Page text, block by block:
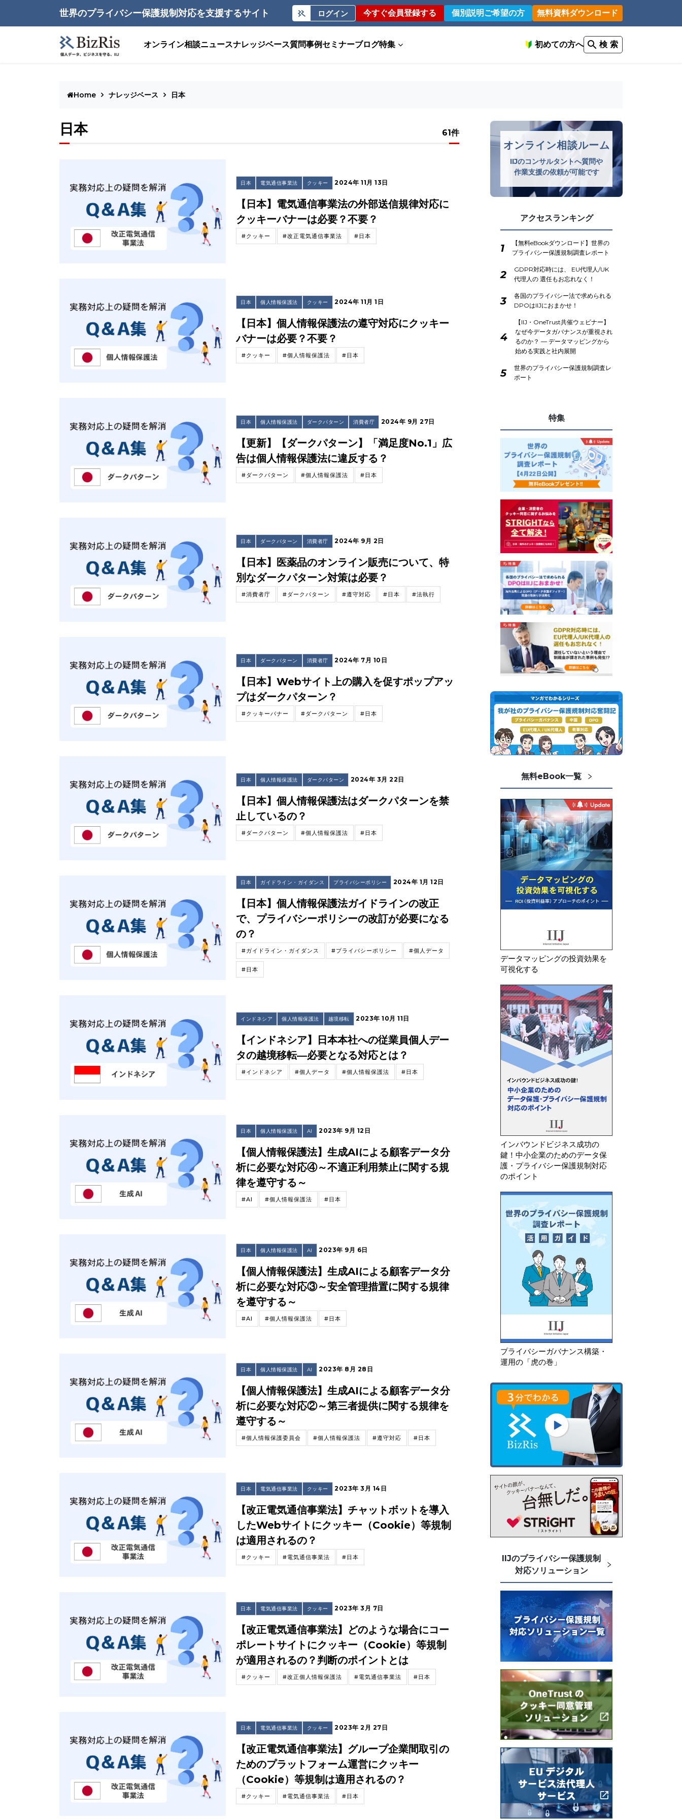
世界のプライバシー保護規制対応を支援するサイト ログイン 今すぐ会員登録する 個別説明ご希望の方 無料資料ダウンロード
オンライン相談ニュースナレッジベース質問事例 セミナーブログ特集 初めての方へ 検 索
Home ナレッジベース 日本
日本 61件
日本 電気通信事業法 クッキー 2024年 11月 13日
【日本】電気通信事業法の外部送信規律対応に
クッキーバナーは必要？不要？
#クッキー #改正電気通信事業法 #日本
日本 個人情報保護法 クッキー 2024年 11月 1日
【日本】個人情報保護法の遵守対応にクッキー
バナーは必要？不要？
#クッキー #個人情報保護法 #日本
日本 個人情報保護法 ダークパターン 消費者庁 2024年 9月 27日
【更新】【ダークパターン】「満足度No.1」広
告は個人情報保護法に違反する？
#ダークパターン #個人情報保護法 #日本
日本 ダークパターン 消費者庁 2024年 9月 2日
【日本】医薬品のオンライン販売について、特
別なダークパターン対策は必要？
#消費者庁 #ダークパターン #遵守対応 #日本 #法執行
日本 ダークパターン 消費者庁 2024年 7月 10日
【日本】Webサイト上の購入を促すポップアッ
プはダークパターン？
#クッキーバナー #ダークパターン #日本
日本 個人情報保護法 ダークパターン 2024年 3月 22日
【日本】個人情報保護法はダークパターンを禁
止しているの？
#ダークパターン #個人情報保護法 #日本
日本 ガイドライン・ガイダンス プライバシーポリシー 2024年 1月 12日
【日本】個人情報保護法ガイドラインの改正
で、プライバシーポリシーの改訂が必要になる
の？
#ガイドライン・ガイダンス #プライバシーポリシー #個人データ
#日本
インドネシア 個人情報保護法 越境移転 2023年 10月 11日
【インドネシア】日本本社への従業員個人デー
タの越境移転―必要となる対応とは？
#インドネシア #個人データ #個人情報保護法 #日本
日本 個人情報保護法 AI 2023年 9月 12日
【個人情報保護法】生成AIによる顧客データ分
析に必要な対応④～不適正利用禁止に関する規
律を遵守する～
#AI #個人情報保護法 #日本
日本 個人情報保護法 AI 2023年 9月 6日
【個人情報保護法】生成AIによる顧客データ分
析に必要な対応③～安全管理措置に関する規律
を遵守する～
#AI #個人情報保護法 #日本
日本 個人情報保護法 AI 2023年 8月 28日
【個人情報保護法】生成AIによる顧客データ分
析に必要な対応②～第三者提供に関する規律を
遵守する～
#個人情報保護委員会 #個人情報保護法 #遵守対応 #日本
日本 電気通信事業法 クッキー 2023年 3月 14日
【改正電気通信事業法】チャットボットを導入
したWebサイトにクッキー（Cookie）等規制
は適用されるの？
#クッキー #電気通信事業法 #日本
日本 電気通信事業法 クッキー 2023年 3月 7日
【改正電気通信事業法】どのような場合にコー
ポレートサイトにクッキー（Cookie）等規制
が適用されるの？判断のポイントとは
#クッキー #改正個人情報保護法 #電気通信事業法 #日本
日本 電気通信事業法 クッキー 2023年 2月 27日
【改正電気通信事業法】グループ企業間取引の
ためのプラットフォーム運営にクッキー
（Cookie）等規制は適用されるの？
#クッキー #電気通信事業法 #日本
オンライン相談ルーム
IIJのコンサルタントへ質問や
作業支援の依頼が可能です
アクセスランキング
1
【無料eBookダウンロード】世界の
プライバシー保護規制調査レポート
2
GDPR対応時には、 EU代理人/UK
代理人の 選任もお忘れなく！
3
各国のプライバシー法で求められる
DPOはIIJにおまかせ！
4
【IIJ・OneTrust共催ウェビナー】
なぜ今データガバナンスが重視され
るのか？ ― データマッピングから
始める実践と社内展開
5
世界のプライバシー保護規制調査レ
ポート
特集
無料eBook一覧
データマッピングの投資効果を
可視化する
インバウンドビジネス成功の
鍵！中小企業のためのデータ保
護・プライバシー保護規制対応
のポイント
プライバシーガバナンス構築・
運用の「虎の巻」
IIJのプライバシー保護規制
対応ソリューション